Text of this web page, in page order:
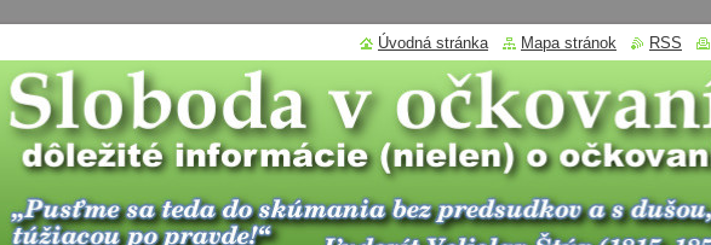
Úvodná stránka Mapa stránok RSS